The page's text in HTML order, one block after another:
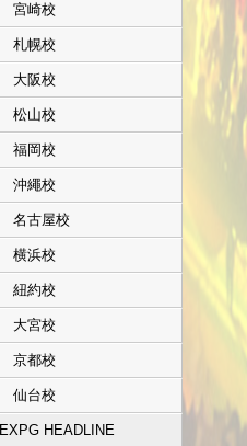
宮崎校
札幌校
大阪校
松山校
福岡校
沖繩校
名古屋校
横浜校
紐約校
大宮校
京都校
仙台校
EXPG HEADLINE